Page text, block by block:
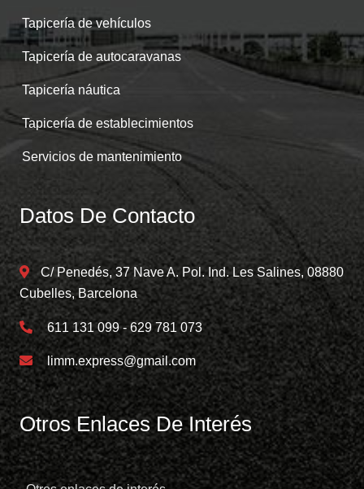
Tapicería de vehículos
Tapicería de autocaravanas
Tapicería náutica
Tapicería de establecimientos
Servicios de mantenimiento
Datos De Contacto
C/ Penedés, 37 Nave A. Pol. Ind. Les Salines, 08880
Cubelles, Barcelona
611 131 099 - 629 781 073
limm.express@gmail.com
Otros Enlaces De Interés